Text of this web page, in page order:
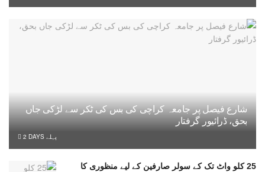
شارع فیصل پر جامعہ کراچی کی بس کی ٹکر سے لڑکی جاں
بحق، ڈرائیور گرفتار
2 DAYS پہلے
25 کلو واٹ تک کے سولر صارفین کے لیے منظوری کا